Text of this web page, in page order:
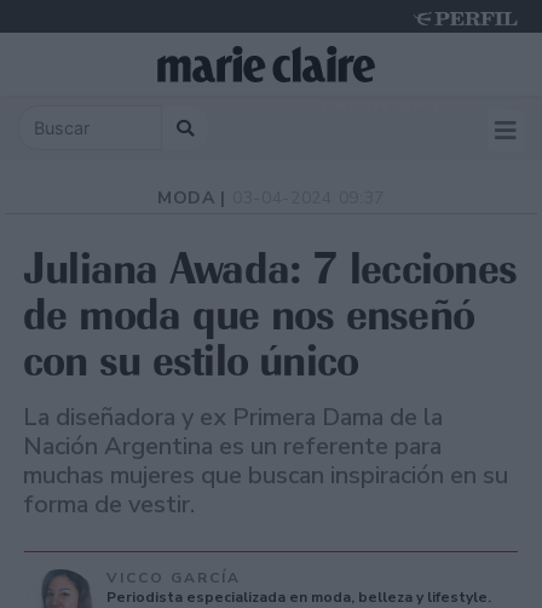
MODA |
Juliana Awada: 7 lecciones
de moda que nos enseñó
con su estilo único
La diseñadora y ex Primera Dama de la
Nación Argentina es un referente para
muchas mujeres que buscan inspiración en su
forma de vestir.
VICCO GARCÍA
Periodista especializada en moda, belleza y lifestyle.